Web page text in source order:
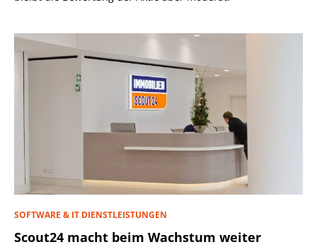
SOFTWARE & IT DIENSTLEISTUNGEN
Scout24 macht beim Wachstum weiter